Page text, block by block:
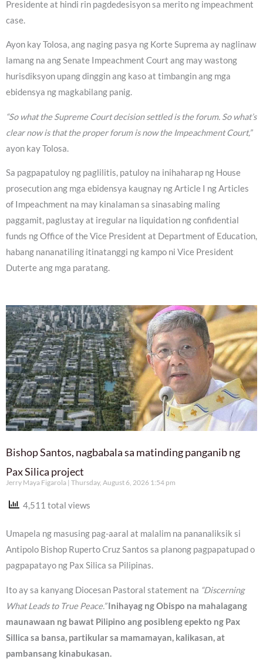
Presidente at hindi rin pagdedesisyon sa merito ng impeachment
case.
Ayon kay Tolosa, ang naging pasya ng Korte Suprema ay naglinaw
lamang na ang Senate Impeachment Court ang may wastong
hurisdiksyon upang dinggin ang kaso at timbangin ang mga
ebidensya ng magkabilang panig.
“So what the Supreme Court decision settled is the forum. So what’s
clear now is that the proper forum is now the Impeachment Court,”
ayon kay Tolosa.
Sa pagpapatuloy ng paglilitis, patuloy na inihaharap ng House
prosecution ang mga ebidensya kaugnay ng Article I ng Articles
of Impeachment na may kinalaman sa sinasabing maling
paggamit, paglustay at iregular na liquidation ng confidential
funds ng Office of the Vice President at Department of Education,
habang nananatiling itinatanggi ng kampo ni Vice President
Duterte ang mga paratang.
Bishop Santos, nagbabala sa matinding panganib ng
Pax Silica project
Jerry Maya Figarola Thursday, August 6, 2026 1:54 pm
4,511 total views
Umapela ng masusing pag-aaral at malalim na pananaliksik si
Antipolo Bishop Ruperto Cruz Santos sa planong pagpapatupad o
pagpapatayo ng Pax Silica sa Pilipinas.
Ito ay sa kanyang Diocesan Pastoral statement na “Discerning
What Leads to True Peace.”Inihayag ng Obispo na mahalagang
maunawaan ng bawat Pilipino ang posibleng epekto ng Pax
Sillica sa bansa, partikular sa mamamayan, kalikasan, at
pambansang kinabukasan.